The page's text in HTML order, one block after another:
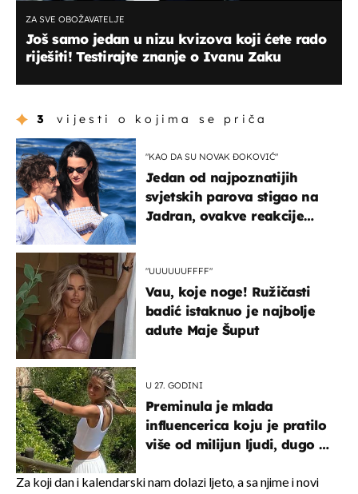
ZA SVE OBOŽAVATELJE
Još samo jedan u nizu kvizova koji ćete rado
riješiti! Testirajte znanje o Ivanu Zaku
3 vijesti o kojima se priča
"KAO DA SU NOVAK ĐOKOVIĆ"
Jedan od najpoznatijih
svjetskih parova stigao na
Jadran, ovakve reakcije
"UUUUUUFFFF"
Vau, koje noge! Ružičasti
badić istaknuo je najbolje
adute Maje Šuput
U 27. GODINI
Preminula je mlada
influencerica koju je pratilo
više od milijun ljudi, dugo se
Za koji dan i kalendarski nam dolazi ljeto, a sa njime i novi